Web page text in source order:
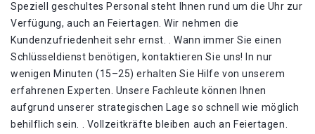
Speziell geschultes Personal steht Ihnen rund um die Uhr zur
Verfügung, auch an Feiertagen. Wir nehmen die
Kundenzufriedenheit sehr ernst. . Wann immer Sie einen
Schlüsseldienst benötigen, kontaktieren Sie uns! In nur
wenigen Minuten (15–25) erhalten Sie Hilfe von unserem
erfahrenen Experten. Unsere Fachleute können Ihnen
aufgrund unserer strategischen Lage so schnell wie möglich
behilflich sein. . Vollzeitkräfte bleiben auch an Feiertagen.